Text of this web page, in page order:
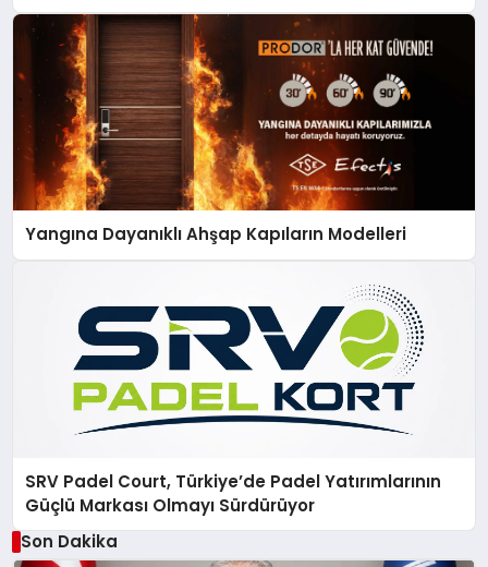
Yangına Dayanıklı Ahşap Kapıların Modelleri
SRV Padel Court, Türkiye’de Padel Yatırımlarının
Güçlü Markası Olmayı Sürdürüyor
Son Dakika